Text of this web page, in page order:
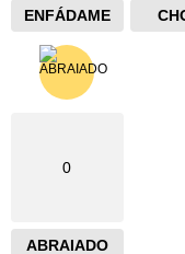
ENFÁDAME
0
ABRAIADO